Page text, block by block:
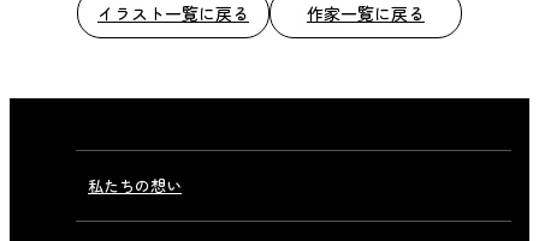
イラスト一覧に戻る 作家一覧に戻る
私たちの想い